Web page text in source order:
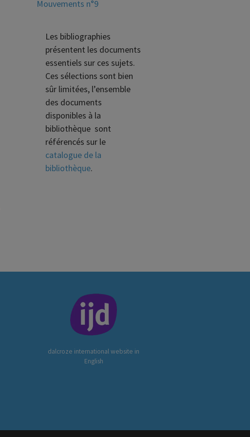
Mouvements n°9
Les bibliographies
présentent les documents
essentiels sur ces sujets.
Ces sélections sont bien
sûr limitées, l’ensemble
des documents
disponibles à la
bibliothèque sont
référencés sur le
catalogue de la
bibliothèque.
dalcroze international website in
English